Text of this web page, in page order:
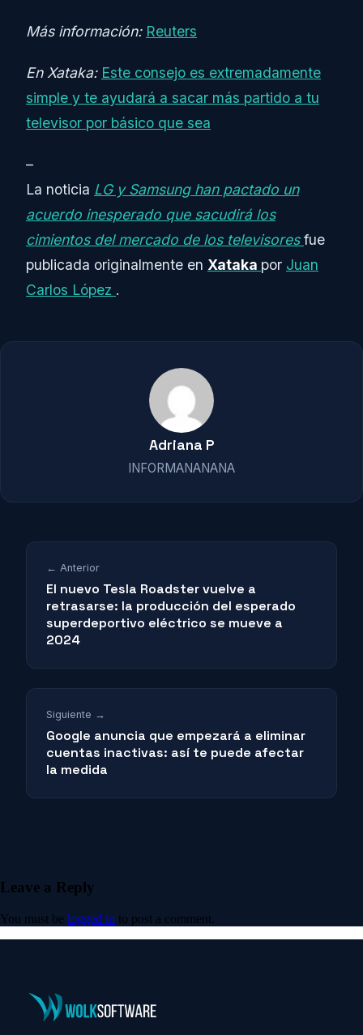
Más información: Reuters
En Xataka: Este consejo es extremadamente
simple y te ayudará a sacar más partido a tu
televisor por básico que sea
–
La noticia LG y Samsung han pactado un
acuerdo inesperado que sacudirá los
cimientos del mercado de los televisoresfue
publicada originalmente en Xataka por Juan
Carlos López .
Adriana P
INFORMANANANA
← Anterior
El nuevo Tesla Roadster vuelve a
retrasarse: la producción del esperado
superdeportivo eléctrico se mueve a
2024
Siguiente →
Google anuncia que empezará a eliminar
cuentas inactivas: así te puede afectar
la medida
Leave a Reply
You must be logged in to post a comment.